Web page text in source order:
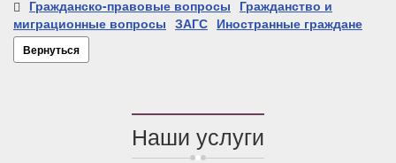
Гражданско-правовые вопросы Гражданство и
миграционные вопросы ЗАГС Иностранные граждане
Вернуться
Наши услуги